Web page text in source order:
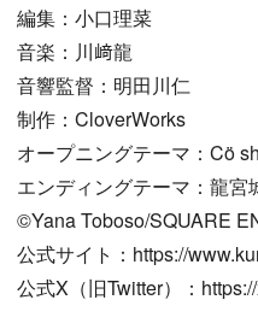
編集：小口理菜
音楽：川﨑龍
音響監督：明田川仁
制作：CloverWorks
オープニングテーマ：Cö
エンディングテーマ：龍宮
©Yana Toboso/SQUARE
公式サイト：https://
公式X（旧Twitter）：